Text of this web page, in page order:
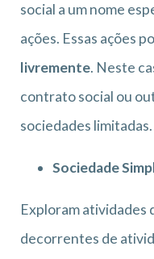
social a um nome
ações. Essas ações
livremente. Neste
contrato social ou
sociedades limitadas.
Sociedade
Exploram atividades
decorrentes de